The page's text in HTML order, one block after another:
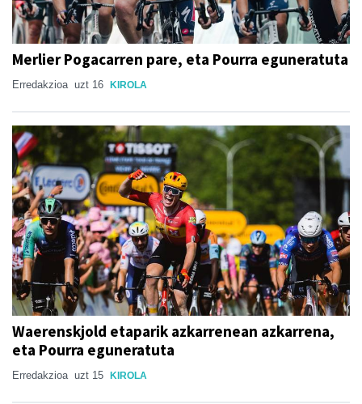
Merlier Pogacarren pare, eta Pourra eguneratuta
Erredakzioa uzt 16 KIROLA
Waerenskjold etaparik azkarrenean azkarrena,
eta Pourra eguneratuta
Erredakzioa uzt 15 KIROLA